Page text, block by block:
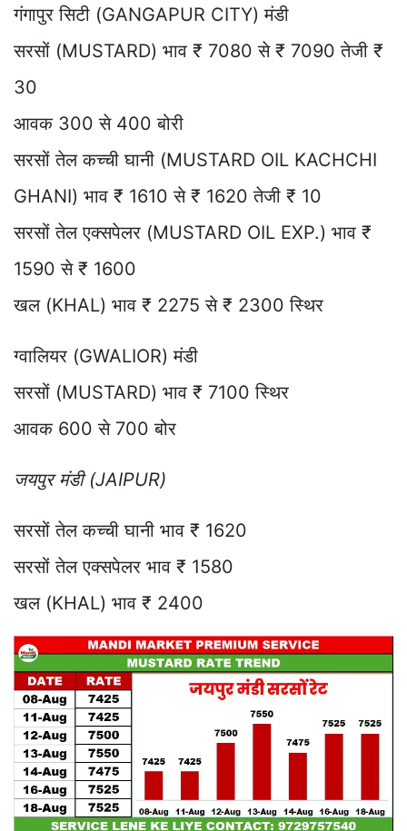
गंगापुर सिटी (GANGAPUR CITY) मंडी
सरसों (MUSTARD) भाव ₹ 7080 से ₹ 7090 तेजी ₹
30
आवक 300 से 400 बोरी
सरसों तेल कच्ची घानी (MUSTARD OIL KACHCHI
GHANI) भाव ₹ 1610 से ₹ 1620 तेजी ₹ 10
सरसों तेल एक्सपेलर (MUSTARD OIL EXP.) भाव ₹
1590 से ₹ 1600
खल (KHAL) भाव ₹ 2275 से ₹ 2300 स्थिर
ग्वालियर (GWALIOR) मंडी
सरसों (MUSTARD) भाव ₹ 7100 स्थिर
आवक 600 से 700 बोर
जयपुर मंडी (JAIPUR)
सरसों तेल कच्ची घानी भाव ₹ 1620
सरसों तेल एक्सपेलर भाव ₹ 1580
खल (KHAL) भाव ₹ 2400